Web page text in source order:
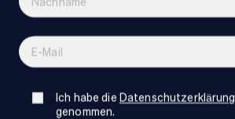
Ich habe die Datenschutzerklärung
genommen.